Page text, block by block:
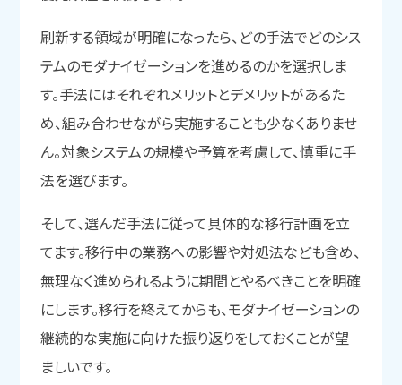
刷新する領域が明確になったら、どの手法でどのシス
テムのモダナイゼーションを進めるのかを選択しま
す。手法にはそれぞれメリットとデメリットがあるた
め、組み合わせながら実施することも少なくありませ
ん。対象システムの規模や予算を考慮して、慎重に手
法を選びます。
そして、選んだ手法に従って具体的な移行計画を立
てます。移行中の業務への影響や対処法なども含め、
無理なく進められるように期間とやるべきことを明確
にします。移行を終えてからも、モダナイゼーションの
継続的な実施に向けた振り返りをしておくことが望
ましいです。